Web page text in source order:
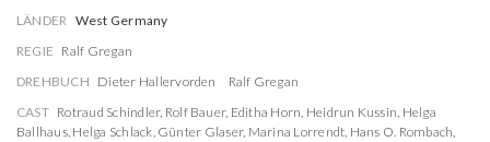
LÄNDER West Germany
REGIE Ralf Gregan
DREHBUCH Dieter Hallervorden
Ralf Gregan
CAST Rotraud Schindler, Rolf Bauer, Editha Horn, Heidrun Kussin, Helga
Ballhaus, Helga Schlack, Günter Glaser, Marina Lorrendt, Hans O. Rombach,